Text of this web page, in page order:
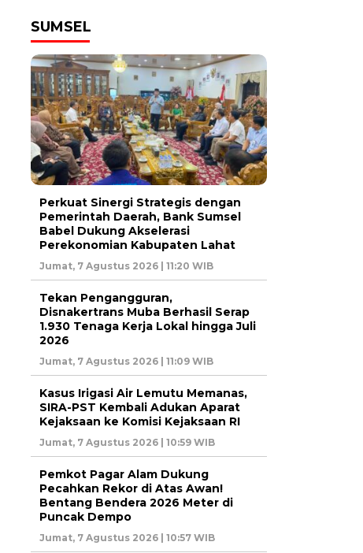
SUMSEL
Perkuat Sinergi Strategis dengan
Pemerintah Daerah, Bank Sumsel
Babel Dukung Akselerasi
Perekonomian Kabupaten Lahat
Jumat, 7 Agustus 2026 | 11:20 WIB
Tekan Pengangguran,
Disnakertrans Muba Berhasil Serap
1.930 Tenaga Kerja Lokal hingga Juli
2026
Jumat, 7 Agustus 2026 | 11:09 WIB
Kasus Irigasi Air Lemutu Memanas,
SIRA-PST Kembali Adukan Aparat
Kejaksaan ke Komisi Kejaksaan RI
Jumat, 7 Agustus 2026 | 10:59 WIB
Pemkot Pagar Alam Dukung
Pecahkan Rekor di Atas Awan!
Bentang Bendera 2026 Meter di
Puncak Dempo
Jumat, 7 Agustus 2026 | 10:57 WIB